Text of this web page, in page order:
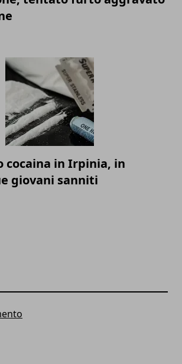
cocaina in Irpinia, in
giovani sanniti